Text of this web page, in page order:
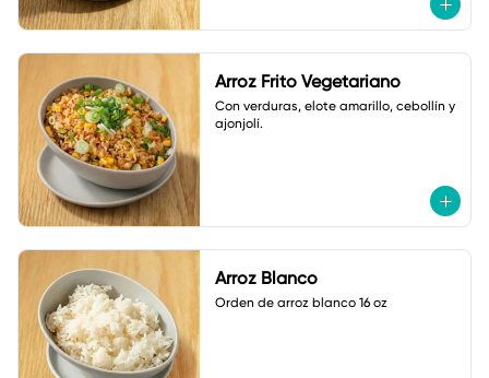
Arroz Frito Vegetariano
Con verduras, elote amarillo, cebollín y
ajonjolí.
Arroz Blanco
Orden de arroz blanco 16 oz